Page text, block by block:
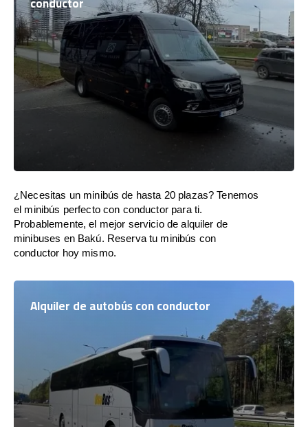
¿Necesitas un minibús de hasta 20 plazas? Tenemos
el minibús perfecto con conductor para ti.
Probablemente, el mejor servicio de alquiler de
minibuses en Bakú. Reserva tu minibús con
conductor hoy mismo.
Alquiler de autobús con conductor